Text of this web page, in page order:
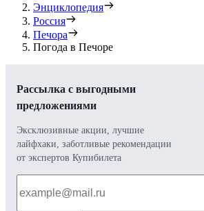
Энциклопедия
Россия
Печора
Погода в Печоре
Рассылка с выгодными
предложениями
Эксклюзивные акции, лучшие
лайфхаки, заботливые рекомендации
от экспертов Купибилета